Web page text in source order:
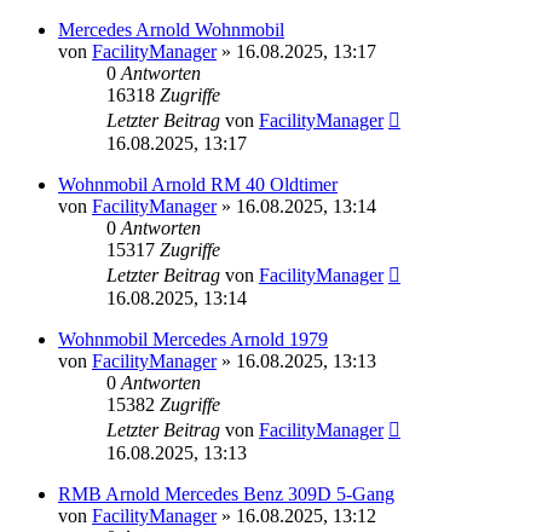
Mercedes Arnold Wohnmobil
von FacilityManager» 16.08.2025, 13:17
0 Antworten
16318 Zugriffe
Letzter Beitrag von FacilityManager
16.08.2025, 13:17
Wohnmobil Arnold RM 40 Oldtimer
von FacilityManager» 16.08.2025, 13:14
0 Antworten
15317 Zugriffe
Letzter Beitrag von FacilityManager
16.08.2025, 13:14
Wohnmobil Mercedes Arnold 1979
von FacilityManager» 16.08.2025, 13:13
0 Antworten
15382 Zugriffe
Letzter Beitrag von FacilityManager
16.08.2025, 13:13
RMB Arnold Mercedes Benz 309D 5-Gang
von FacilityManager» 16.08.2025, 13:12